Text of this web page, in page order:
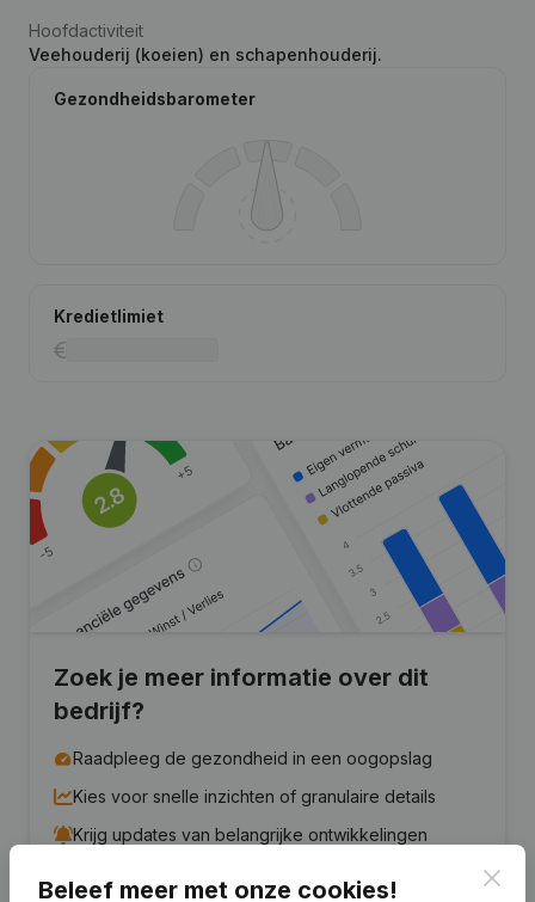
Hoofdactiviteit
Veehouderij (koeien) en schapenhouderij.
Gezondheidsbarometer
Kredietlimiet
Zoek je meer informatie over dit
bedrijf?
Raadpleeg de gezondheid in een oogopslag
Kies voor snelle inzichten of granulaire details
Krijg updates van belangrijke ontwikkelingen
Probeer gratis Meer ontdekken
Beleef meer met onze cookies!